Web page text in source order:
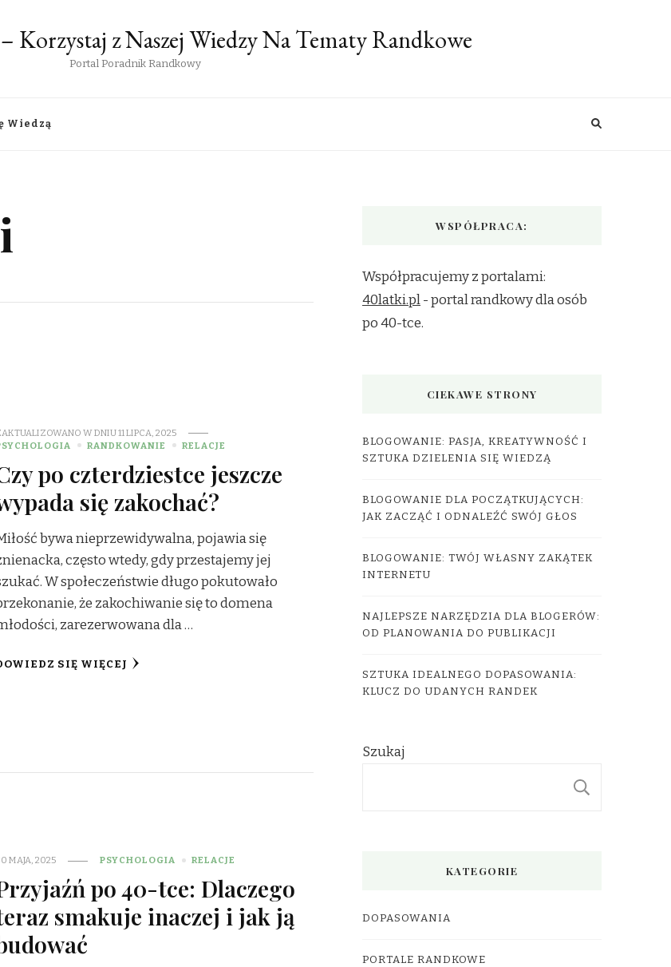
Korzystaj z Naszej Wiedzy Na Tematy Randkowe
Portal Poradnik Randkowy
Wiedzą
W DNIU11 LIPCA, 2025
RANDKOWANIE RELACJE
po czterdziestce jeszcze
się zakochać?
bywa nieprzewidywalna, pojawia się
często wtedy, gdy przestajemy jej
W społeczeństwie długo pokutowało
że zakochiwanie się to domena
zarezerwowana dla …
SIĘ WIĘCEJ
MAJA, 2025 PSYCHOLOGIA RELACJE
po 40-tce: Dlaczego
smakuje inaczej i jak ją
WSPÓŁPRACA:
Współpracujemy z portalami:
40latki.pl- portal randkowy dla osób
po 40-tce.
CIEKAWE STRONY
BLOGOWANIE: PASJA, KREATYWNOŚĆ I
SZTUKA DZIELENIA SIĘ WIEDZĄ
BLOGOWANIE DLA POCZĄTKUJĄCYCH:
JAK ZACZĄĆ I ODNALEŹĆ SWÓJ GŁOS
BLOGOWANIE: TWÓJ WŁASNY ZAKĄTEK
INTERNETU
NAJLEPSZE NARZĘDZIA DLA BLOGERÓW:
OD PLANOWANIA DO PUBLIKACJI
SZTUKA IDEALNEGO DOPASOWANIA:
KLUCZ DO UDANYCH RANDEK
Szukaj
KATEGORIE
DOPASOWANIA
PORTALE RANDKOWE